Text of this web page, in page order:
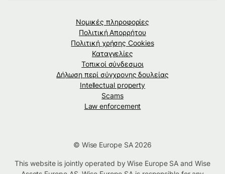
Νομικές πληροφορίες
Πολιτική Απορρήτου
Πολιτική χρήσης Cookies
Καταγγελίες
Τοπικοί σύνδεσμοι
Δήλωση περί σύγχρονης δουλείας
Intellectual property
Scams
Law enforcement
© Wise Europe SA 2026
This website is jointly operated by Wise Europe SA and Wise